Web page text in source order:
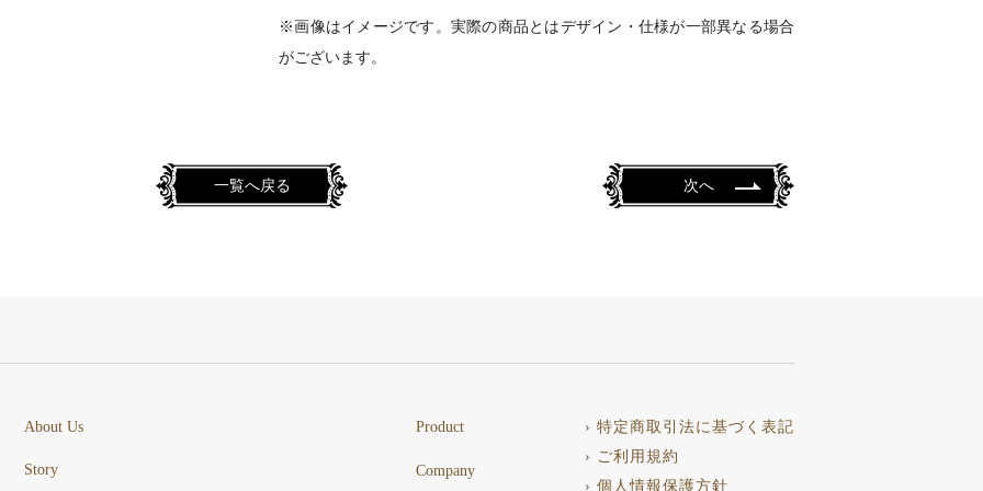
※画像はイメージです。実際の商品とはデザイン・仕様が一部異なる場合
がございます。
一覧へ戻る 次へ
About Us
Story
Product
Company
› 特定商取引法に基づく表記
› ご利用規約
› 個人情報保護方針